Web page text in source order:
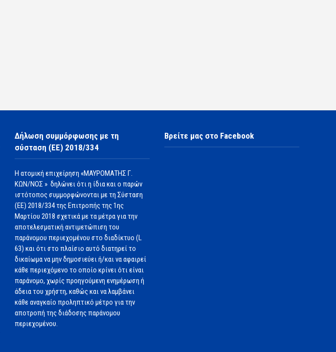
Δήλωση συμμόρφωσης με τη
σύσταση (ΕΕ) 2018/334
Η ατομική επιχείρηση «ΜΑΥΡΟΜΑΤΗΣ Γ.
ΚΩΝ/ΝΟΣ » δηλώνει ότι η ίδια και ο παρών
ιστότοπος συμμορφώνονται με τη Σύσταση
(ΕΕ) 2018/334 της Επιτροπής της 1ης
Μαρτίου 2018 σχετικά με τα μέτρα για την
αποτελεσματική αντιμετώπιση του
παράνομου περιεχομένου στο διαδίκτυο (L
63) και ότι στο πλαίσιο αυτό διατηρεί το
δικαίωμα να μην δημοσιεύει ή/και να αφαιρεί
κάθε περιεχόμενο το οποίο κρίνει ότι είναι
παράνομο, χωρίς προηγούμενη ενημέρωση ή
άδεια του χρήστη, καθώς και να λαμβάνει
κάθε αναγκαίο προληπτικό μέτρο για την
αποτροπή της διάδοσης παράνομου
περιεχομένου.
Βρείτε μας στο Facebook